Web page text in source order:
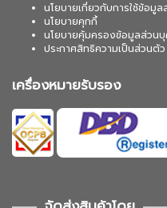
นโยบายเกี่ยวกับการใช้ข้อมู
นโยบายคุกกี้
นโยบายคุ้มครองข้อมูลส่วน
ประกาศสิทธิความเป็นส่วนตั
เครื่องหมายรับรอง